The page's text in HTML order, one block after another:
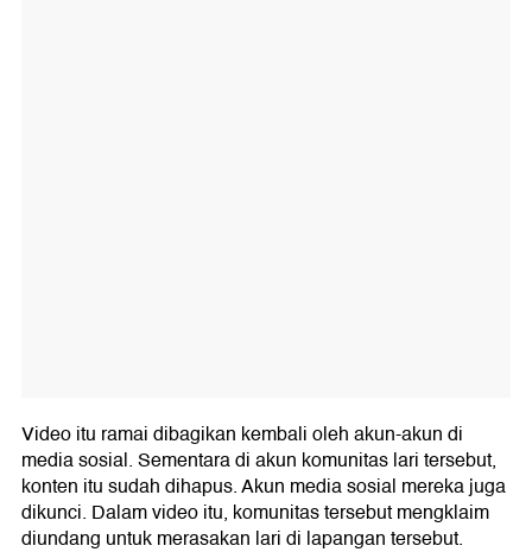
Video itu ramai dibagikan kembali oleh akun-akun di
media sosial. Sementara di akun komunitas lari tersebut,
konten itu sudah dihapus. Akun media sosial mereka juga
dikunci. Dalam video itu, komunitas tersebut mengklaim
diundang untuk merasakan lari di lapangan tersebut.